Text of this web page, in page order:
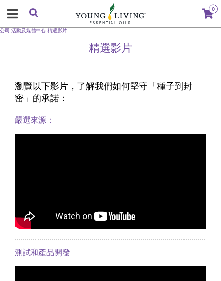
0
精選影片
公司 活動及媒體中心 精選影片
瀏覽以下影片，了解我們如何堅守「種子到封
密」的承諾：
嚴選來源：
測試和產品開發：